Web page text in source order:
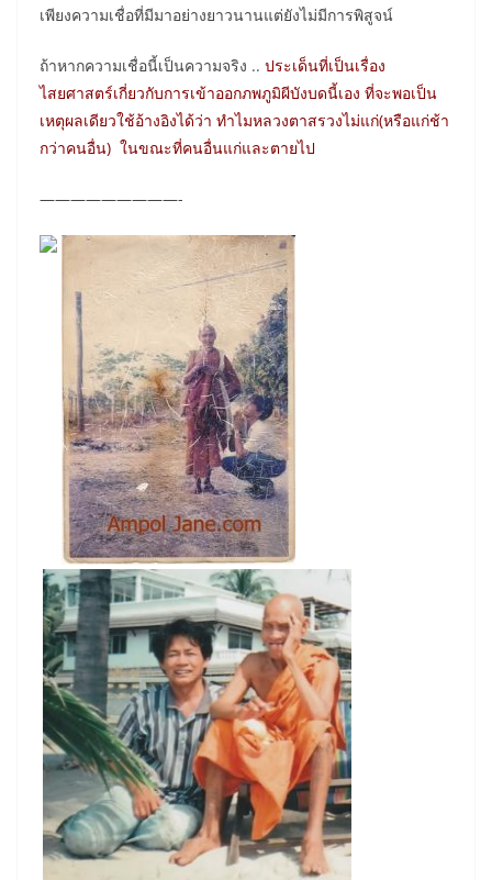
เพียงความเชื่อที่มีมาอย่างยาวนานแต่ยังไม่มีการพิสูจน์
ถ้าหากความเชื่อนี้เป็นความจริง .. ประเด็นที่เป็นเรื่อง
ไสยศาสตร์เกี่ยวกับการเข้าออกภพภูมิผีบังบดนี้เอง ที่จะพอเป็น
เหตุผลเดียวใช้อ้างอิงได้ว่า ทำไมหลวงตาสรวงไม่แก่(หรือแก่ช้า
กว่าคนอื่น) ในขณะที่คนอื่นแก่และตายไป
—————————-